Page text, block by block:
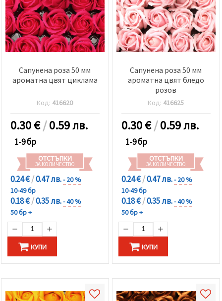
Сапунена роза 50 мм
ароматна цвят циклама
Код: 416620
0.30€/0.59 лв.
1-9 бр
ОТСТЪПКИ
ЗА КОЛИЧЕСТВО
0.24 €/0.47 лв.- 20 %
10-49 бр
0.18 €/0.35 лв.- 40 %
50 бр +
КУПИ
Сапунена роза 50 мм
ароматна цвят бледо
розов
Код: 416625
0.30€/0.59 лв.
1-9 бр
ОТСТЪПКИ
ЗА КОЛИЧЕСТВО
0.24 €/0.47 лв.- 20 %
10-49 бр
0.18 €/0.35 лв.- 40 %
50 бр +
КУПИ